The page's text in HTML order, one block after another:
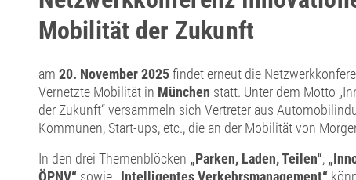
Mobilität der Zukunft
am 20. November 2025findet erneut die
Vernetzte Mobilität in München statt. Unter dem Motto
der Zukunft“ versammeln sich Vertreter aus
Kommunen, Start-ups, etc., die an der Mobilität von
In den drei Themenblöcken „Parken, Laden, Teilen“,
ÖPNV“sowie „Intelligentes Verkehrsmanagement“